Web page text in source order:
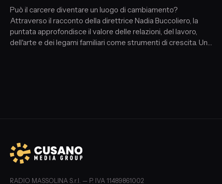
Può il carcere diventare un luogo di cambiamento?
Attraverso il racconto della direttrice Nadia Buccoliero, la
puntata approfondisce il valore delle relazioni, del lavoro,
dell'arte e dei legami familiari come strumenti di crescita. Un
RADIO MASSOLINA S.r.l. — P. IVA 11489861002